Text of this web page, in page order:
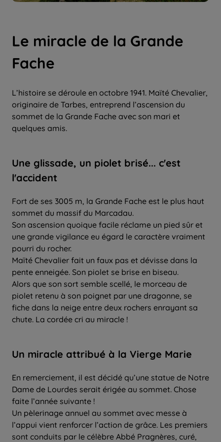
Le miracle de la Grande
Fache
L’histoire se déroule en octobre 1941. Maïté Chevalier,
originaire de Tarbes, entreprend l’ascension du
sommet de la Grande Fache avec son mari et
quelques amis.
Une glissade, un piolet brisé... c'est
l'accident
Fort de ses 3005 m, la Grande Fache est le plus haut
sommet du massif du Marcadau.
Son ascension quoique facile réclame un pied sûr et
une grande vigilance eu égard le caractère vraiment
pourri du rocher.
Maïté Chevalier fait un faux pas et dévisse dans la
pente enneigée. Son piolet se brise en biseau.
Alors que son sort semble scellé, le morceau de
piolet retenu à son poignet par une dragonne, se
fiche dans la neige entre deux rochers enrayant sa
chute. La cordée cri au miracle !
Un miracle attribué à la Vierge Marie
En remerciement, il est décidé qu’une statue de Notre
Dame de Lourdes serait érigée au sommet. Chose
faite l’année suivante !
Un pèlerinage annuel au sommet avec messe à
l’appui vient renforcer l’action de grâce. Les premiers
sont conduits par le célèbre Abbé Pragnères, curé,